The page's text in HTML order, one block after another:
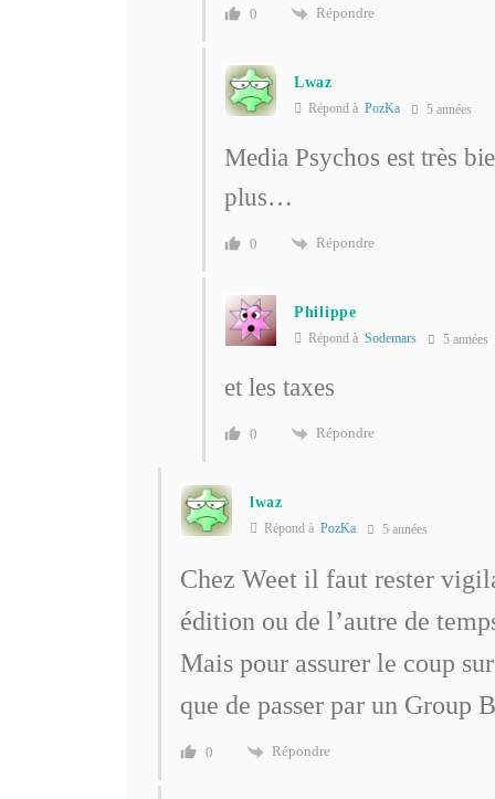
0 Répondre
Lwaz
Répond à PozKa 5 années
Media Psychos est très
plus…
0 Répondre
Philippe
Répond à Sodemars 5 années
et les taxes
0 Répondre
lwaz
Répond à PozKa 5 années
Chez Weet il faut rester
édition ou de l’autre de
Mais pour assurer le coup
que de passer par un Group
0 Répondre